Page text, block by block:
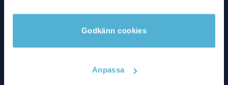
Godkänn cookies
Anpassa
Laxfilé, Laxrygg